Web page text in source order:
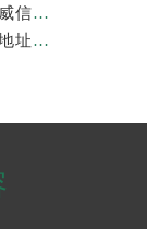
上海劳力士官方售后服务中心｜官方地址及服务热线权威信息公示（2026年7月最新）
亲身到店探访上海劳力士官方售后服务中心｜最新维修地址与官方电话（2026年7月最新）